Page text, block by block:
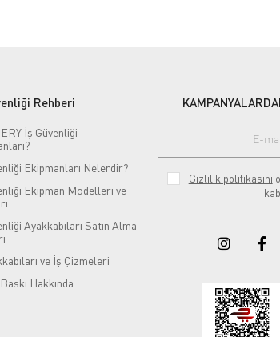
Rehberi
İş Güvenliği
Ekipmanları Nelerdir?
Ekipman Modelleri ve
Ayakkabıları Satın Alma
ve İş Çizmeleri
Hakkında
Gizlilik politikasını